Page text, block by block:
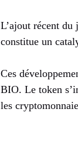
L’ajout récent du
constitue un
Ces
BIO. Le token
les